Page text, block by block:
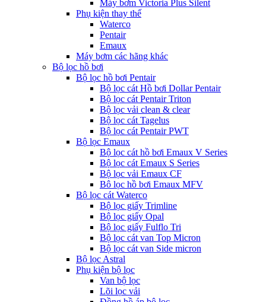
Máy bơm Victoria Plus Silent
Phụ kiện thay thế
Waterco
Pentair
Emaux
Máy bơm các hãng khác
Bộ lọc hồ bơi
Bộ lọc hồ bơi Pentair
Bộ lọc cát Hồ bơi Dollar Pentair
Bộ lọc cát Pentair Triton
Bộ lọc vải clean & clear
Bộ lọc cát Tagelus
Bộ lọc cát Pentair PWT
Bộ lọc Emaux
Bộ lọc cát hồ bơi Emaux V Series
Bộ lọc cát Emaux S Series
Bộ lọc vải Emaux CF
Bô lọc hồ bơi Emaux MFV
Bộ lọc cát Waterco
Bộ lọc giấy Trimline
Bộ lọc giấy Opal
Bộ lọc giấy Fulflo Tri
Bộ lọc cát van Top Micron
Bộ lọc cát van Side micron
Bộ lọc Astral
Phụ kiện bộ lọc
Van bộ lọc
Lõi lọc vải